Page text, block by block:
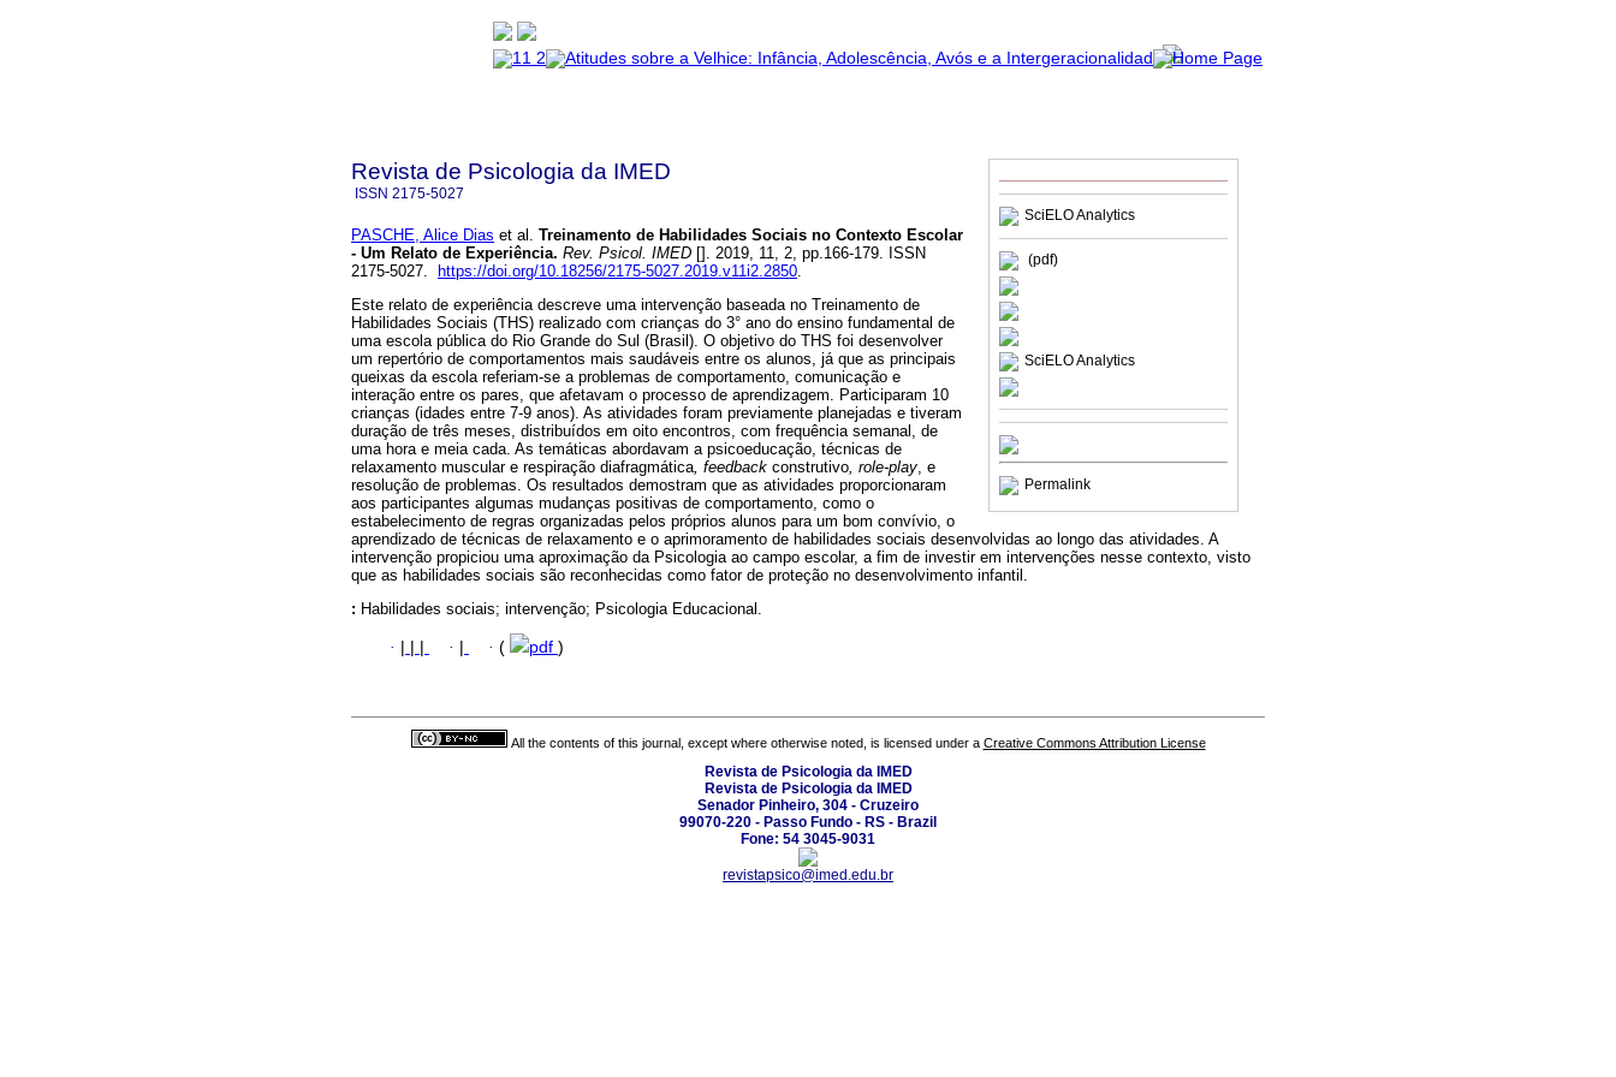
SciELO Analytics
(pdf)
SciELO Analytics
Permalink
Revista de Psicologia da IMED
ISSN 2175-5027
PASCHE, Alice Dias et al.
Treinamento de Habilidades Sociais no Contexto Escolar
- Um Relato de Experiência. Rev. Psicol. IMED []. 2019, 11, 2, pp.166-179. ISSN
2175-5027.
https://doi.org/10.18256/2175-5027.2019.v11i2.2850
Este relato de experiência descreve uma intervenção baseada no Treinamento de
Habilidades Sociais (THS) realizado com crianças do 3° ano do ensino fundamental de
uma escola pública do Rio Grande do Sul (Brasil). O objetivo do THS foi desenvolver
um repertório de comportamentos mais saudáveis entre os alunos, já que as principais
queixas da escola referiam-se a problemas de comportamento, comunicação e
interação entre os pares, que afetavam o processo de aprendizagem. Participaram 10
crianças (idades entre 7-9 anos). As atividades foram previamente planejadas e tiveram
duração de três meses, distribuídos em oito encontros, com frequência semanal, de
uma hora e meia cada. As temáticas abordavam a psicoeducação, técnicas de
relaxamento muscular e respiração diafragmática, feedback construtivo, role-play, e
resolução de problemas. Os resultados demostram que as atividades proporcionaram
aos participantes algumas mudanças positivas de comportamento, como o
estabelecimento de regras organizadas pelos próprios alunos para um bom convívio, o
aprendizado de técnicas de relaxamento e o aprimoramento de habilidades sociais desenvolvidas ao longo das atividades. A
intervenção propiciou uma aproximação da Psicologia ao campo escolar, a fim de investir em intervenções nesse contexto, visto
que as habilidades sociais são reconhecidas como fator de proteção no desenvolvimento infantil.
: Habilidades sociais; intervenção; Psicologia Educacional.
· · · ( pdf )
All the contents of this journal, except where otherwise noted, is licensed under a Creative Commons Attribution License
Revista de Psicologia da IMED
Revista de Psicologia da IMED
Senador Pinheiro, 304 - Cruzeiro
99070-220 - Passo Fundo - RS - Brazil
Fone: 54 3045-9031
revistapsico@imed.edu.br